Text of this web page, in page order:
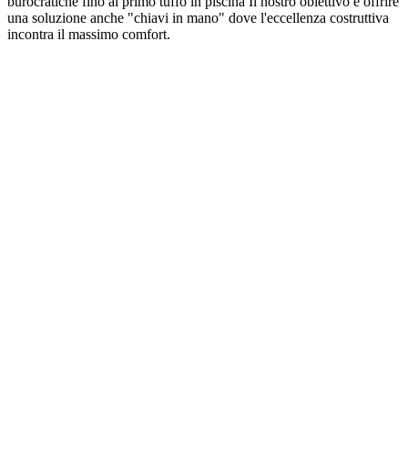
una soluzione anche "chiavi in mano" dove l'eccellenza costruttiva
incontra il massimo comfort.